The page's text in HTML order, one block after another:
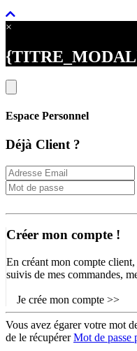
×
Espace Personnel
Déjà Client ?
Créer mon compte !
En créant mon compte
suivis de mes commandes,
Je crée mon compte >>
Vous avez égarer votre mot
de le récupérerMot de passe